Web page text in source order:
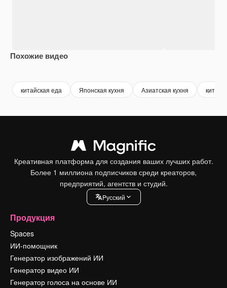
Похожие видео
китайская еда Японская кухня Азиатская кухня
Креативная платформа для создания ваших лучших работ.
Более 1 миллиона подписчиков среди креаторов,
предприятий, агентств и студий.
Pусский
Продукция
Spaces
ИИ-помощник
Генератор изображений ИИ
Генератор видео ИИ
Генератор голоса на основе ИИ